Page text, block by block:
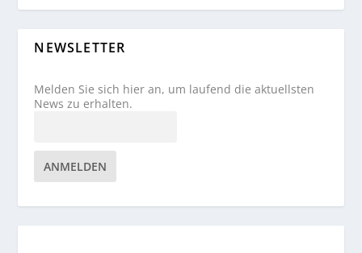
NEWSLETTER
Melden Sie sich hier an, um laufend die aktuellsten
News zu erhalten.
ANMELDEN